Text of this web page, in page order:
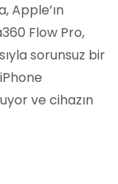
Apple’ın
Flow Pro,
sorunsuz bir
ve cihazın